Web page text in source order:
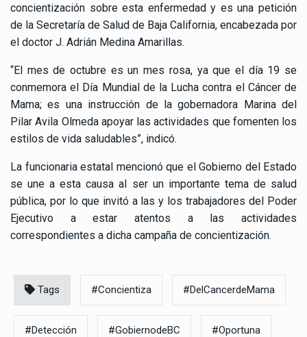
concientización sobre esta enfermedad y es una petición
de la Secretaría de Salud de Baja California, encabezada por
el doctor J. Adrián Medina Amarillas.
“El mes de octubre es un mes rosa, ya que el día 19 se
conmemora el Día Mundial de la Lucha contra el Cáncer de
Mama; es una instrucción de la gobernadora Marina del
Pilar Avila Olmeda apoyar las actividades que fomenten los
estilos de vida saludables”, indicó.
La funcionaria estatal mencionó que el Gobierno del Estado
se une a esta causa al ser un importante tema de salud
pública, por lo que invitó a las y los trabajadores del Poder
Ejecutivo a estar atentos a las actividades
correspondientes a dicha campaña de concientización.
Tags #Concientiza #DelCancerdeMama
#Detección #GobiernodeBC #Oportuna